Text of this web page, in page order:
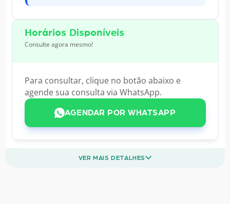
Horários Disponíveis
Consulte agora mesmo!
Para consultar, clique no botão abaixo e
agende sua consulta via WhatsApp.
AGENDAR POR WHATSAPP
VER MAIS DETALHES